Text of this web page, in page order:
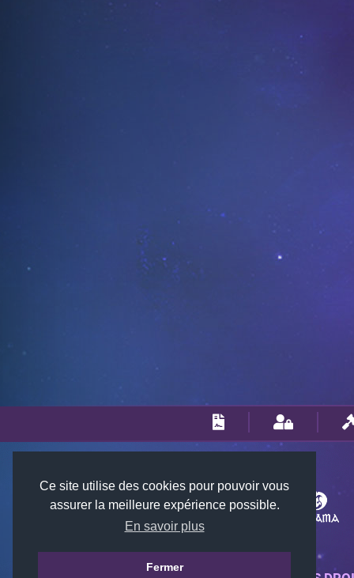
Ce site utilise des cookies pour pouvoir vous
assurer la meilleure expérience possible.
En savoir plus
Fermer